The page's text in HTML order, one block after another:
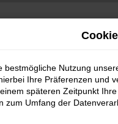
bestmögliche Nutzung
Ihre Präferenzen und
späteren Zeitpunkt
zum Umfang der